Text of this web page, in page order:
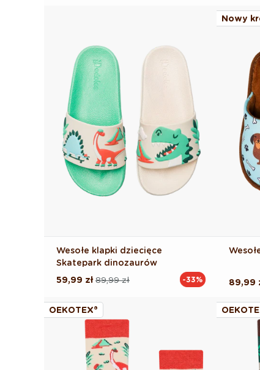
Wesołe klapki dziecięce
Skatepark dinozaurów
Cena
89,99 zł
Cena
59,99 zł -33%
Nowy
Cena
89,99
OEKOTEX®